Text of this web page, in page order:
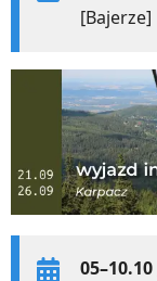
[Bajerze]
05–10.10